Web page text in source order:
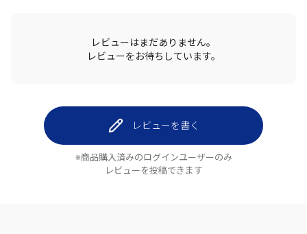
レビューはまだありません。
レビューをお待ちしています。
レビューを書く
※商品購入済みのログインユーザーのみ
レビューを投稿できます